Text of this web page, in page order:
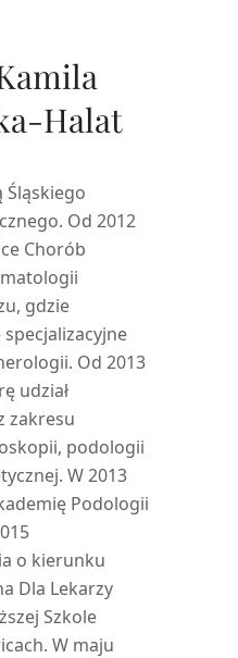
Halat
Śląskiego
Od 2012
Chorób
gdzie
Od 2013
udział
zakresu
podologii
W 2013
Podologii
o kierunku
Dla Lekarzy
Szkole
W maju